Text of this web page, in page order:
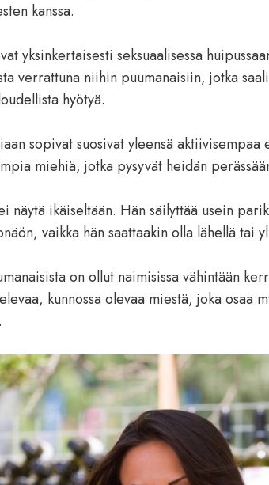
kanssa.
yksinkertaisesti seksuaalisessa
verrattuna niihin puumanaisiin, jotka
hyötyä.
sopivat suosivat yleensä aktiivisempaa
miehiä, jotka pysyvät heidän
näytä ikäiseltään. Hän säilyttää usein
vaikka hän saattaakin olla lähellä tai
on ollut naimisissa vähintään
kunnossa olevaa miestä, joka osaa